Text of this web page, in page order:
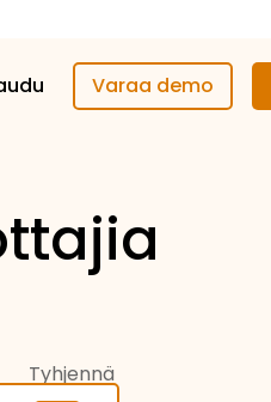
Varaa demo
Tyhjennä